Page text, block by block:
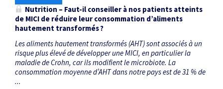
Nutrition – Faut-il conseiller à nos patients atteints
de MICI de réduire leur consommation d’aliments
hautement transformés ?
Les aliments hautement transformés (AHT) sont associés à un
risque plus élevé de développer une MICI, en particulier la
maladie de Crohn, car ils modifient le microbiote. La
consommation moyenne d’AHT dans notre pays est de 31 % de
...